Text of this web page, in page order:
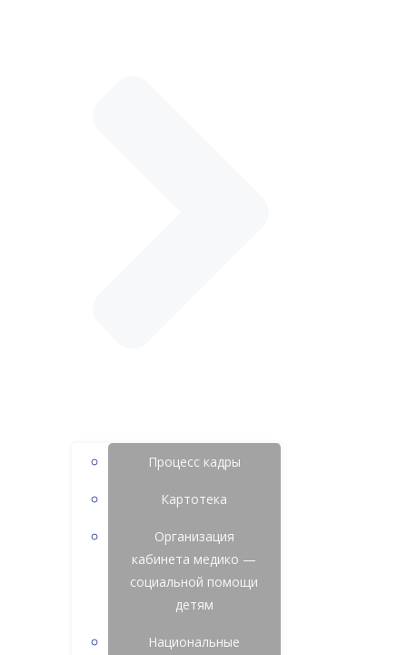
Процесс кадры
Картотека
Организация
кабинета медико —
социальной помощи
детям
Национальные